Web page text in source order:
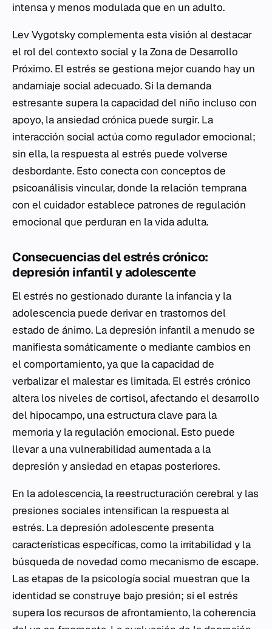
intensa y menos modulada que en un adulto.
Lev Vygotsky complementa esta visión al destacar
el rol del contexto social y la Zona de Desarrollo
Próximo. El estrés se gestiona mejor cuando hay un
andamiaje social adecuado. Si la demanda
estresante supera la capacidad del niño incluso con
apoyo, la ansiedad crónica puede surgir. La
interacción social actúa como regulador emocional;
sin ella, la respuesta al estrés puede volverse
desbordante. Esto conecta con conceptos de
psicoanálisis vincular, donde la relación temprana
con el cuidador establece patrones de regulación
emocional que perduran en la vida adulta.
Consecuencias del estrés crónico:
depresión infantil y adolescente
El estrés no gestionado durante la infancia y la
adolescencia puede derivar en trastornos del
estado de ánimo. La depresión infantil a menudo se
manifiesta somáticamente o mediante cambios en
el comportamiento, ya que la capacidad de
verbalizar el malestar es limitada. El estrés crónico
altera los niveles de cortisol, afectando el desarrollo
del hipocampo, una estructura clave para la
memoria y la regulación emocional. Esto puede
llevar a una vulnerabilidad aumentada a la
depresión y ansiedad en etapas posteriores.
En la adolescencia, la reestructuración cerebral y las
presiones sociales intensifican la respuesta al
estrés. La depresión adolescente presenta
características específicas, como la irritabilidad y la
búsqueda de novedad como mecanismo de escape.
Las etapas de la psicología social muestran que la
identidad se construye bajo presión; si el estrés
supera los recursos de afrontamiento, la coherencia